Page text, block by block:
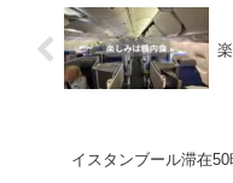
イスタンブール滞在